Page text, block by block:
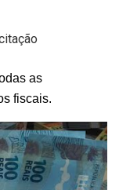
as
fiscais.